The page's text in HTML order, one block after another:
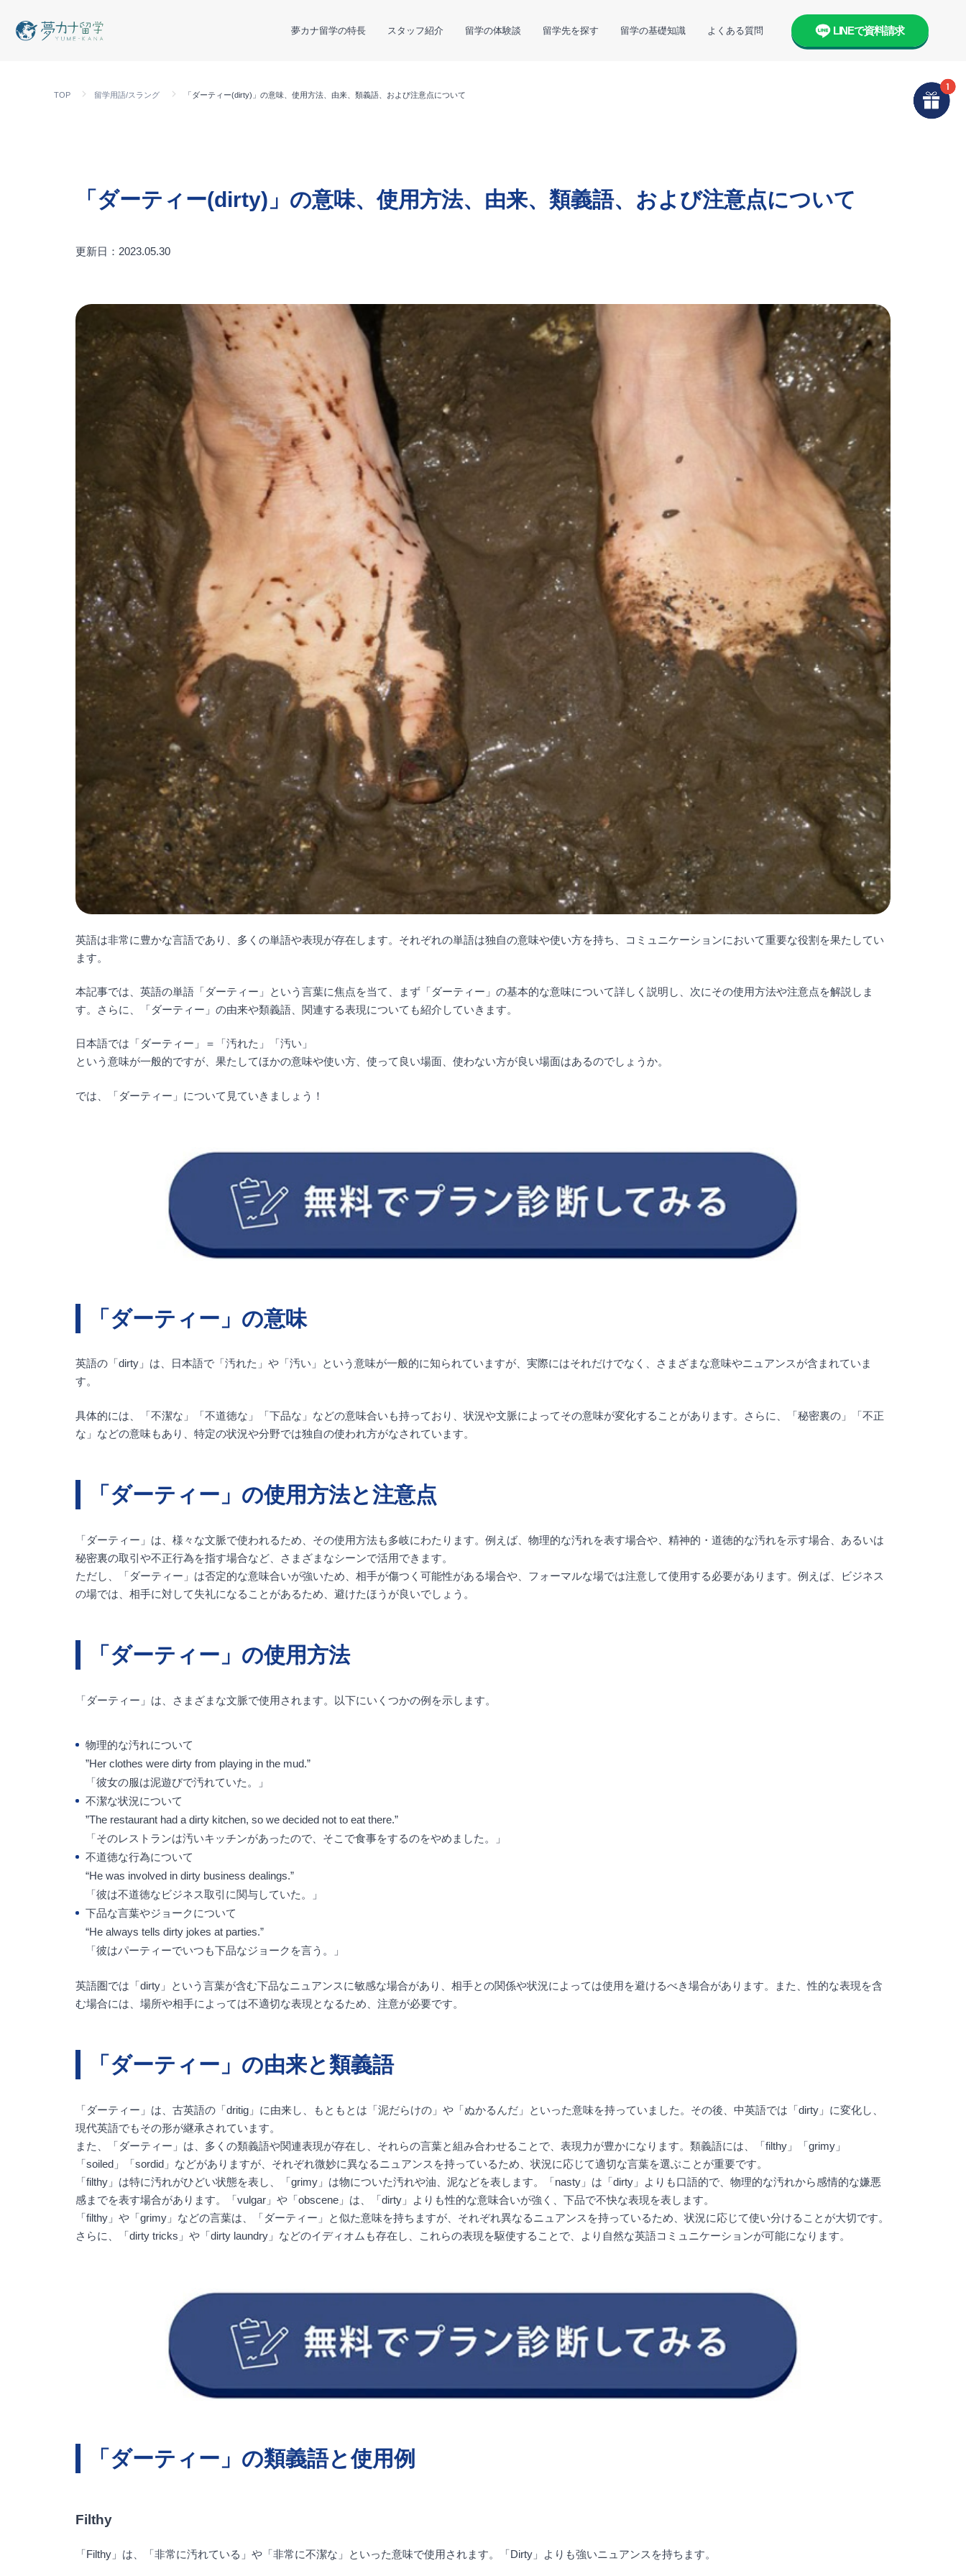
夢カナ留学の特長 スタッフ紹介 留学の体験談 留学先を探す 留学の基礎知識 よくある質問 LINEで資料請求
TOP 留学用語/スラング 「ダーティー(dirty)」の意味、使用方法、由来、類義語、および注意点について
「ダーティー(dirty)」の意味、使用方法、由来、類義語、および注意点について
更新日：2023.05.30
英語は非常に豊かな言語であり、多くの単語や表現が存在します。それぞれの単語は独自の意味や使い方を持ち、コミュニケーションにおいて重要な役割を果たしてい
ます。
本記事では、英語の単語「ダーティー」という言葉に焦点を当て、まず「ダーティー」の基本的な意味について詳しく説明し、次にその使用方法や注意点を解説しま
す。さらに、「ダーティー」の由来や類義語、関連する表現についても紹介していきます。
日本語では「ダーティー」＝「汚れた」「汚い」
という意味が一般的ですが、果たしてほかの意味や使い方、使って良い場面、使わない方が良い場面はあるのでしょうか。
では、「ダーティー」について見ていきましょう！
「ダーティー」の意味
英語の「dirty」は、日本語で「汚れた」や「汚い」という意味が一般的に知られていますが、実際にはそれだけでなく、さまざまな意味やニュアンスが含まれていま
す。
具体的には、「不潔な」「不道徳な」「下品な」などの意味合いも持っており、状況や文脈によってその意味が変化することがあります。さらに、「秘密裏の」「不正
な」などの意味もあり、特定の状況や分野では独自の使われ方がなされています。
「ダーティー」の使用方法と注意点
「ダーティー」は、様々な文脈で使われるため、その使用方法も多岐にわたります。例えば、物理的な汚れを表す場合や、精神的・道徳的な汚れを示す場合、あるいは
秘密裏の取引や不正行為を指す場合など、さまざまなシーンで活用できます。
ただし、「ダーティー」は否定的な意味合いが強いため、相手が傷つく可能性がある場合や、フォーマルな場では注意して使用する必要があります。例えば、ビジネス
の場では、相手に対して失礼になることがあるため、避けたほうが良いでしょう。
「ダーティー」の使用方法
「ダーティー」は、さまざまな文脈で使用されます。以下にいくつかの例を示します。
物理的な汚れについて
”Her clothes were dirty from playing in the mud.”
「彼女の服は泥遊びで汚れていた。」
不潔な状況について
”The restaurant had a dirty kitchen, so we decided not to eat there.”
「そのレストランは汚いキッチンがあったので、そこで食事をするのをやめました。」
不道徳な行為について
“He was involved in dirty business dealings.”
「彼は不道徳なビジネス取引に関与していた。」
下品な言葉やジョークについて
“He always tells dirty jokes at parties.”
「彼はパーティーでいつも下品なジョークを言う。」
英語圏では「dirty」という言葉が含む下品なニュアンスに敏感な場合があり、相手との関係や状況によっては使用を避けるべき場合があります。また、性的な表現を含
む場合には、場所や相手によっては不適切な表現となるため、注意が必要です。
「ダーティー」の由来と類義語
「ダーティー」は、古英語の「dritig」に由来し、もともとは「泥だらけの」や「ぬかるんだ」といった意味を持っていました。その後、中英語では「dirty」に変化し、
現代英語でもその形が継承されています。
また、「ダーティー」は、多くの類義語や関連表現が存在し、それらの言葉と組み合わせることで、表現力が豊かになります。類義語には、「filthy」「grimy」
「soiled」「sordid」などがありますが、それぞれ微妙に異なるニュアンスを持っているため、状況に応じて適切な言葉を選ぶことが重要です。
「filthy」は特に汚れがひどい状態を表し、「grimy」は物についた汚れや油、泥などを表します。「nasty」は「dirty」よりも口語的で、物理的な汚れから感情的な嫌悪
感までを表す場合があります。「vulgar」や「obscene」は、「dirty」よりも性的な意味合いが強く、下品で不快な表現を表します。
「filthy」や「grimy」などの言葉は、「ダーティー」と似た意味を持ちますが、それぞれ異なるニュアンスを持っているため、状況に応じて使い分けることが大切です。
さらに、「dirty tricks」や「dirty laundry」などのイディオムも存在し、これらの表現を駆使することで、より自然な英語コミュニケーションが可能になります。
「ダーティー」の類義語と使用例
Filthy
「Filthy」は、「非常に汚れている」や「非常に不潔な」といった意味で使用されます。「Dirty」よりも強いニュアンスを持ちます。